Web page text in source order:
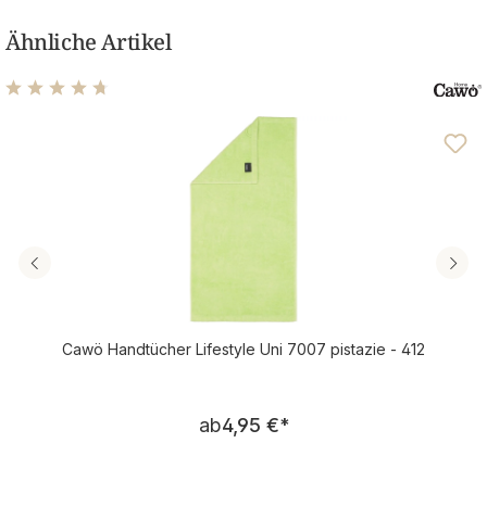
Ähnliche Artikel
Durchschnittliche Bewertung von 4.69 von 5 Sternen
Cawö Handtücher Lifestyle Uni 7007 pistazie - 412
Regulärer Preis:
ab4,95 €*